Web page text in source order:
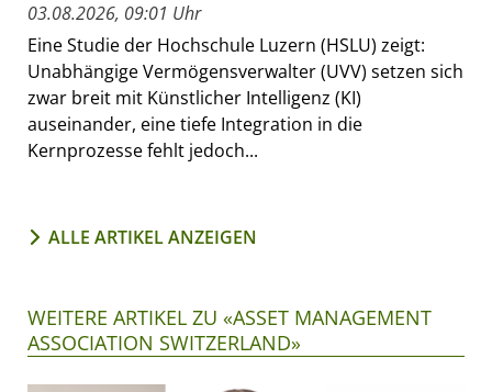
03.08.2026, 09:01 Uhr
Eine Studie der Hochschule Luzern (HSLU) zeigt:
Unabhängige Vermögensverwalter (UVV) setzen sich
zwar breit mit Künstlicher Intelligenz (KI)
auseinander, eine tiefe Integration in die
Kernprozesse fehlt jedoch...
ALLE ARTIKEL ANZEIGEN
WEITERE ARTIKEL ZU «ASSET MANAGEMENT
ASSOCIATION SWITZERLAND»